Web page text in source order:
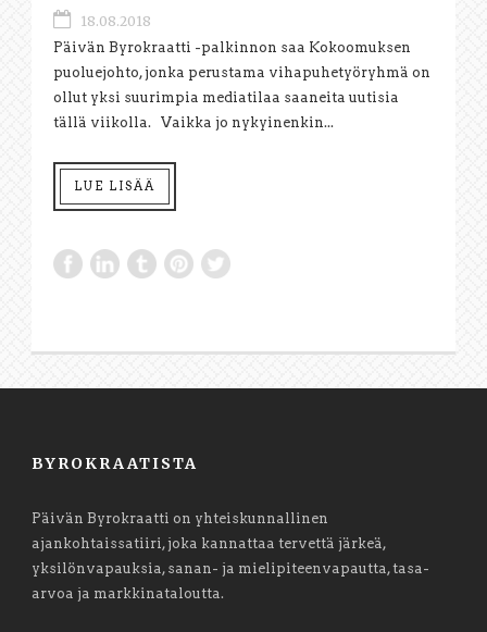
18.08.2018
Päivän Byrokraatti -palkinnon saa Kokoomuksen
puoluejohto, jonka perustama vihapuhetyöryhmä on
ollut yksi suurimpia mediatilaa saaneita uutisia
tällä viikolla. Vaikka jo nykyinenkin...
LUE LISÄÄ
BYROKRAATISTA
Päivän Byrokraatti on yhteiskunnallinen
ajankohtaissatiiri, joka kannattaa tervettä järkeä,
yksilönvapauksia, sanan- ja mielipiteenvapautta, tasa-
arvoa ja markkinataloutta.